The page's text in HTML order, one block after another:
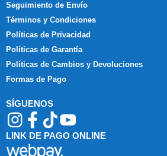
Seguimiento de Envío
Términos y Condiciones
Políticas de Privacidad
Políticas de Garantía
Políticas de Cambios y Devoluciones
Formas de Pago
SÍGUENOS
LINK DE PAGO ONLINE